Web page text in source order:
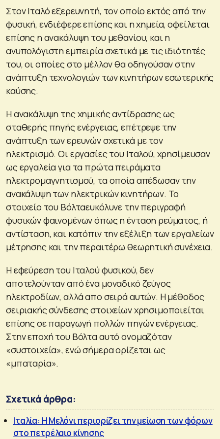
Στον Ιταλό εξερευνητή, τον οποίο εκτός από την
φυσική, ενδιέφερε επίσης και η χημεία, οφείλεται
επίσης η ανακάλυψη του μεθανίου, και η
ανυπολόγιστη εμπειρία σχετικά με τις ιδιότητές
του, οι οποίες στο μέλλον θα οδηγούσαν στην
ανάπτυξη τεχνολογιών των κινητήρων εσωτερικής
καύσης.
Η ανακάλυψη της χημικής αντίδρασης ως
σταθερής πηγής ενέργειας, επέτρεψε την
ανάπτυξη των ερευνών σχετικά με τον
ηλεκτρισμό. Οι εργασίες του Ιταλού, χρησίμευσαν
ως εργαλεία για τα πρώτα πειράματα
ηλεκτρομαγνητισμού, τα οποία απέδωσαν την
ανακάλυψη των ηλεκτρικών κινητήρων. Το
στοιχείο του Βόλταευκόλυνε την περιγραφή
φυσικών φαινομένων όπως η ένταση ρεύματος, ή
αντίσταση, και κατόπιν την εξέλιξη των εργαλείων
μέτρησης και την περαιτέρω θεωρητική συνέχεια.
Η εφεύρεση του Ιταλού φυσικού, δεν
αποτελούνταν από ένα μοναδικό ζεύγος
ηλεκτροδίων, αλλά απο σειρά αυτών. Η μέθοδος
σειριακής σύνδεσης στοιχείων χρησιμοποιείται
επίσης σε παραγωγή πολλών πηγών ενέργειας.
Στην εποχή του Βόλτα αυτό ονομαζόταν
«συστοιχεία», ενώ σήμερα ορίζεται ως
«μπαταρία».
Σχετικά άρθρα:
Ιταλία: Η Μελόνι περιορίζει την μείωση των φόρων
στο πετρέλαιο κίνησης